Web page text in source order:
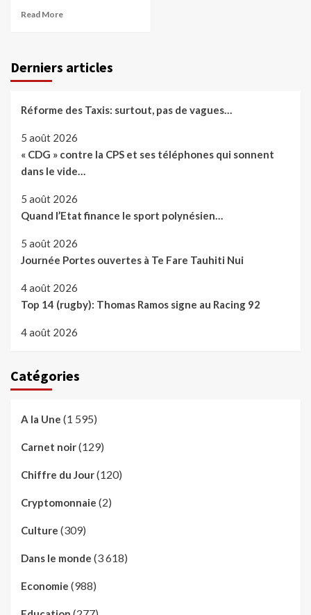
Read More
Derniers articles
Réforme des Taxis: surtout, pas de vagues…
5 août 2026
« CDG » contre la CPS et ses téléphones qui sonnent
dans le vide…
5 août 2026
Quand l’Etat finance le sport polynésien…
5 août 2026
Journée Portes ouvertes à Te Fare Tauhiti Nui
4 août 2026
Top 14 (rugby): Thomas Ramos signe au Racing 92
4 août 2026
Catégories
A la Une (1 595)
Carnet noir(129)
Chiffre du Jour(120)
Cryptomonnaie (2)
Culture (309)
Dans le monde (3 618)
Economie (988)